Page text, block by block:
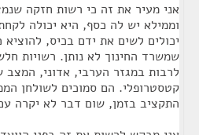
אני מעיר את זה כי רשות חזקה
וממילא יש לה כסף, היא יכולה
יכולים לשים את ידם בכיס,
שמשרד החינוך לא נותן. רשויות
לרבות במגזר הערבי, אדוני,
קטסטרופלי. הם סמוכים לשולחן
התקציב בזמן, שום דבר לא יקרה